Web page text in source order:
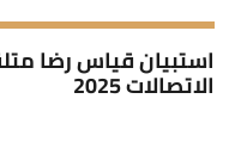
استبيان قياس رضا
الاتصالات 2025